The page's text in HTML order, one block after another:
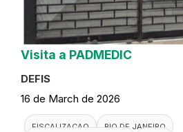
Visita a PADMEDIC
DEFIS
16 de March de 2026
FISCALIZACAO
RIO DE JANEIRO